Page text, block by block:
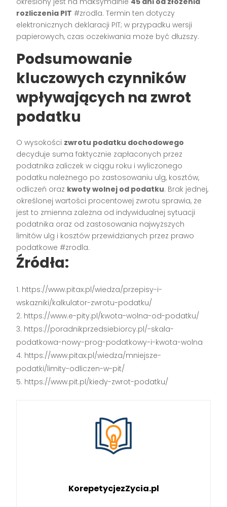
rozliczenia PIT #zrodla. Termin ten dotyczy
elektronicznych deklaracji PIT; w przypadku wersji
papierowych, czas oczekiwania może być dłuższy.
Podsumowanie
kluczowych czynników
wpływających na zwrot
podatku
O wysokości zwrotu podatku dochodowego
decyduje suma faktycznie zapłaconych przez
podatnika zaliczek w ciągu roku i wyliczonego
podatku należnego po zastosowaniu ulg, kosztów,
odliczeń oraz kwoty wolnej od podatku. Brak jednej,
określonej wartości procentowej zwrotu sprawia, że
jest to zmienna zależna od indywidualnej sytuacji
podatnika oraz od zastosowania najwyższych
limitów ulg i kosztów przewidzianych przez prawo
podatkowe #zrodla.
Źródła:
https://www.pitax.pl/wiedza/przepisy-i-
wskazniki/kalkulator-zwrotu-podatku/
https://www.e-pity.pl/kwota-wolna-od-podatku/
https://poradnikprzedsiebiorcy.pl/-skala-
podatkowa-nowy-prog-podatkowy-i-kwota-wolna
https://www.pitax.pl/wiedza/mniejsze-
podatki/limity-odliczen-w-pit/
https://www.pit.pl/kiedy-zwrot-podatku/
KorepetycjezZycia.pl